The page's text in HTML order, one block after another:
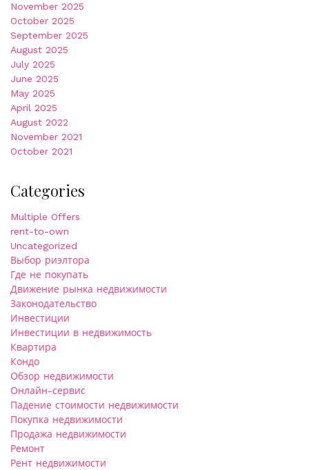
November 2025
October 2025
September 2025
August 2025
July 2025
June 2025
May 2025
April 2025
August 2022
November 2021
October 2021
Categories
Multiple Offers
rent-to-own
Uncategorized
Выбор риэлтора
Где не покупать
Движение рынка недвижимости
Законодательство
Инвестиции
Инвестиции в недвижимость
Квартира
Кондо
Обзор недвижимости
Онлайн-сервис
Падение стоимости недвижимости
Покупка недвижимости
Продажа недвижимости
Ремонт
Рент недвижимости